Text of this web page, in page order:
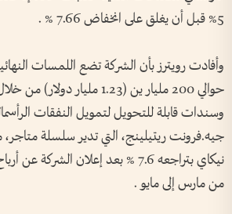
5% قبل أن يغلق على انخفاض 7.66 % .
وأفادت رويترز بأن الشركة تضع اللمسات
حوالي 200 مليار ين (1.23
وسندات قابلة ​للتحويل لتمويل النفقات
جيه.فرونت ريتيلينج، التي تدير سلسلة متاجر،
نيكاي بتراجعه 7.6 % بعد إعلان
من مارس ​إلى مايو .